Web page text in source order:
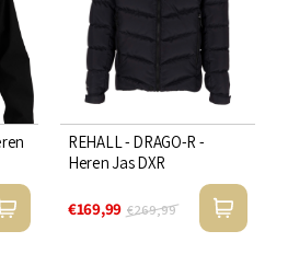
REHALL - DRAGO-R -
Heren Jas DXR
€169,99 €269,99